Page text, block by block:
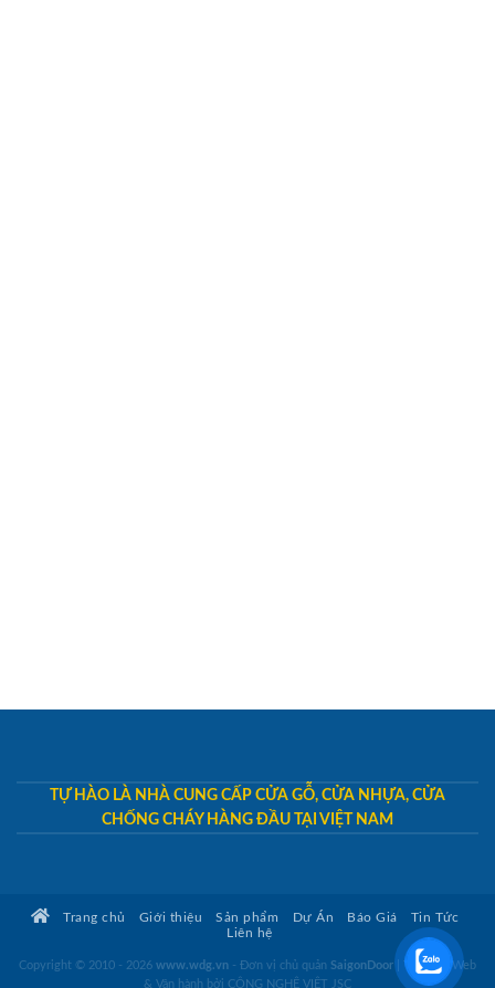
TỰ HÀO LÀ NHÀ CUNG CẤP CỬA GỖ, CỬA NHỰA, CỬA
CHỐNG CHÁY HÀNG ĐẦU TẠI VIỆT NAM
Trang chủ Giới thiệu Sản phẩm Dự Án Báo Giá
Tin Tức
Liên hệ
Copyright © 2010 - 2026 www.wdg.vn - Đơn vị chủ quản SaigonDoor
Thiết kế Web
& Vận hành bởi CÔNG NGHỆ VIỆT JSC